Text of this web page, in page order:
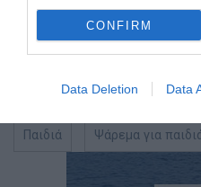
CONFIRM
Data Deletion Data
όλα τα µέλη του συλλόγου
Tags
Αθλητικός σύλλογος
Παιδιά Ψάρεμα για